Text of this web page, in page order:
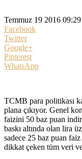
Temmuz 19 2016 09:29
Facebook
Twitter
Google+
Pinterest
WhatsApp
TCMB para politikası
plana çıkıyor. Genel
faizini 50 baz puan
baskı altında olan lira
sadece 25 baz puan
dikkat çeken tüm veri